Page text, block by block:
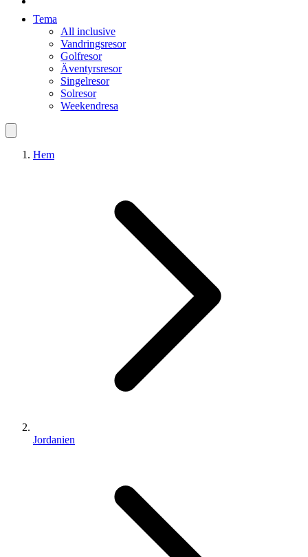
Tema
All inclusive
Vandringsresor
Golfresor
Äventyrsresor
Singelresor
Solresor
Weekendresa
Hem
Jordanien